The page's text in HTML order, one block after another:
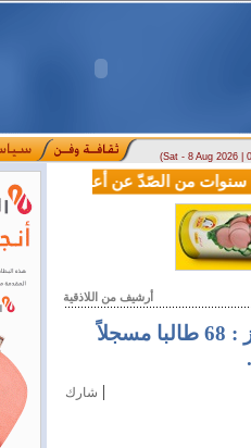
(Sat - 8 Aug 2026 |
من الصّدّ عن أعماله.. القاصّ
أرشيف من اللاذقية
153 مليون إيرادات التأهيل والتدريب البحري .. أحمد لسيريانديز : 68 طالبا مسجلاً
شارك |